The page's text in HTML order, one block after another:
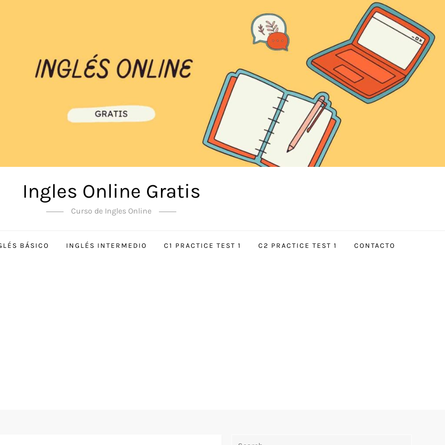
Ingles Online Gratis
Curso de Ingles Online
BÁSICO INGLÉS INTERMEDIO C1 PRACTICE TEST 1 C2 PRACTICE TEST 1 CONTACTO